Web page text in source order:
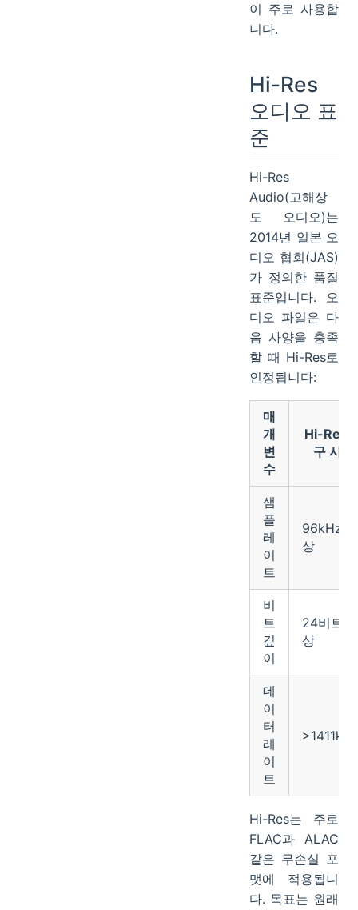
이 주로 사용합
니다.
Hi-Res
오디오 표
준
Hi-Res
Audio(고해상
도 오디오)는
2014년 일본 오
디오 협회(JAS)
가 정의한 품질
표준입니다. 오
디오 파일은 다
음 사양을 충족
할 때 Hi-Res로
인정됩니다:
매
개
변
수
Hi-Res
구 사항
샘
플
레
이
트
96kHz 이
상
비
트
깊
이
24비트
상
데
이
터
레
이
트
Hi-Res는 주로
FLAC과 ALAC
같은 무손실 포
맷에 적용됩니
다. 목표는 원래